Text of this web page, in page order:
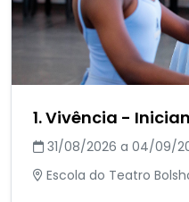
1. Vivência -
31/08/2026 a 04/09/
Escola do Teatro